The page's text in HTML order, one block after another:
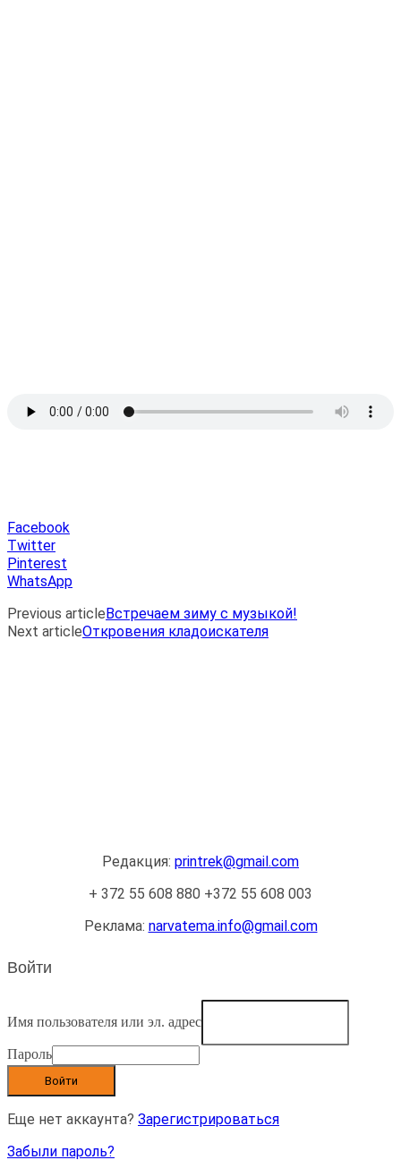
Facebook
Twitter
Pinterest
WhatsApp
Previous article Встречаем зиму с музыкой!
Next articleОткровения кладоискателя
Редакция: printrek@gmail.com
+ 372 55 608 880 +372 55 608 003
Реклама: narvatema.info@gmail.com
Войти
Имя пользователя или эл. адрес
Пароль
Войти
Еще нет аккаунта? Зарегистрироваться
Забыли пароль?